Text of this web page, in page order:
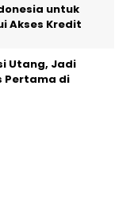
untuk
Akses Kredit
Utang, Jadi
Pertama di